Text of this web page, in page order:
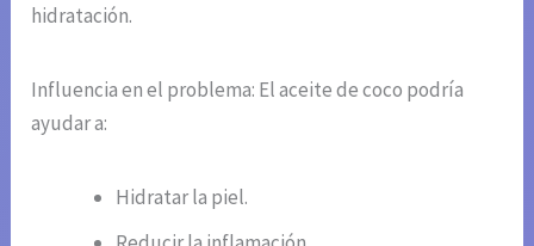
hidratación.
Influencia en el problema: El aceite de coco podría
ayudar a:
Hidratar la piel.